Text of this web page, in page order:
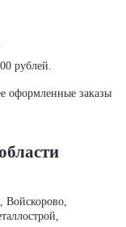
рублей.
оформленные заказы